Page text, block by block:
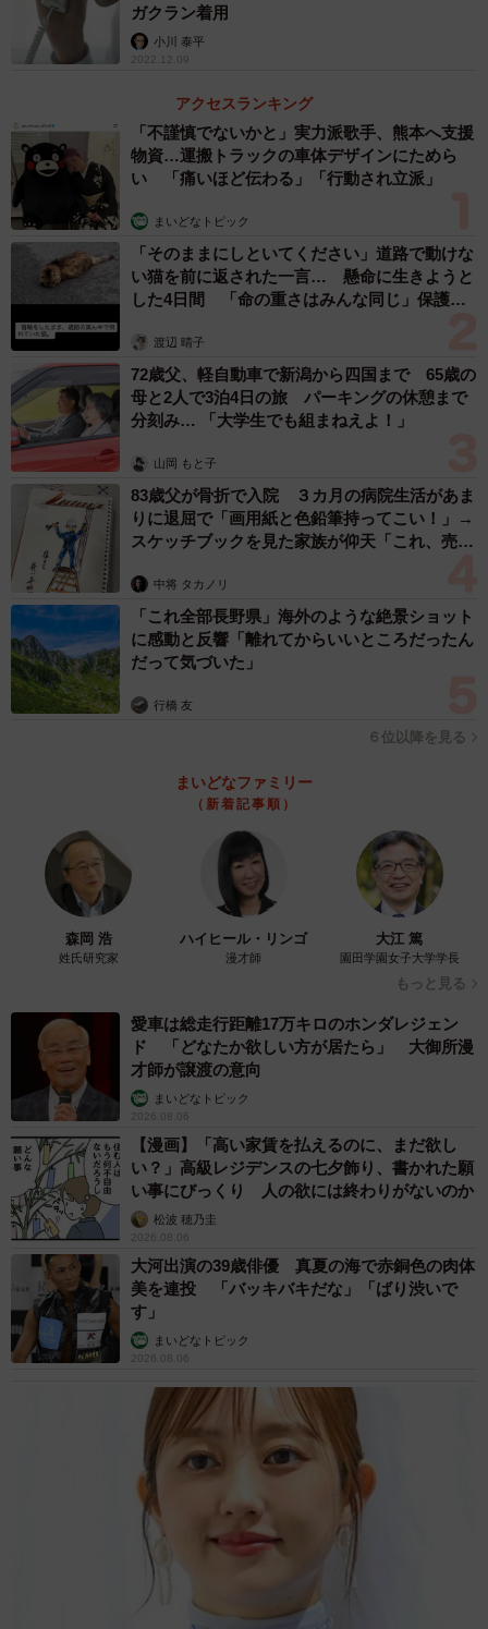
ガクラン着用
小川 泰平
2022.12.09
アクセスランキング
「不謹慎でないかと」実力派歌手、熊本へ支援
物資…運搬トラックの車体デザインにためら
い 「痛いほど伝わる」「行動され立派」
まいどなトピック
「そのままにしといてください」道路で動けな
い猫を前に返された一言… 懸命に生きようと
した4日間 「命の重さはみんな同じ」保護団
渡辺 晴子
72歳父、軽自動車で新潟から四国まで 65歳の
母と2人で3泊4日の旅 パーキングの休憩まで
分刻み… 「大学生でも組まねえよ！」
山岡 もと子
83歳父が骨折で入院 ３カ月の病院生活があま
りに退屈で「画用紙と色鉛筆持ってこい！」→
スケッチブックを見た家族が仰天「これ、売れ
中将 タカノリ
「これ全部長野県」海外のような絶景ショット
に感動と反響「離れてからいいところだったん
だって気づいた」
行橋 友
６位以降を見る
まいどなファミリー
（新着記事順）
森岡 浩
姓氏研究家
ハイヒール・リンゴ
漫才師
大江 篤
園田学園女子大学学長
もっと見る
愛車は総走行距離17万キロのホンダレジェン
ド 「どなたか欲しい方が居たら」 大御所漫
才師が譲渡の意向
まいどなトピック
2026.08.06
【漫画】「高い家賃を払えるのに、まだ欲し
い？」高級レジデンスの七夕飾り、書かれた願
い事にびっくり 人の欲には終わりがないのか
松波 穂乃圭
2026.08.06
大河出演の39歳俳優 真夏の海で赤銅色の肉体
美を連投 「バッキバキだな」「ばり渋いで
す」
まいどなトピック
2026.08.06